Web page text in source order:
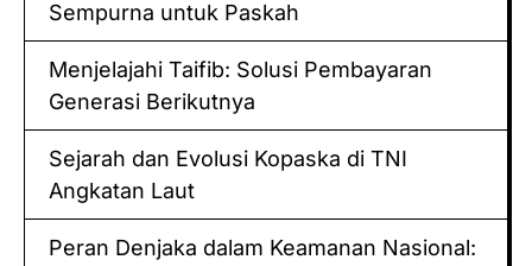
Sempurna untuk Paskah
Menjelajahi Taifib: Solusi Pembayaran
Generasi Berikutnya
Sejarah dan Evolusi Kopaska di TNI
Angkatan Laut
Peran Denjaka dalam Keamanan Nasional: